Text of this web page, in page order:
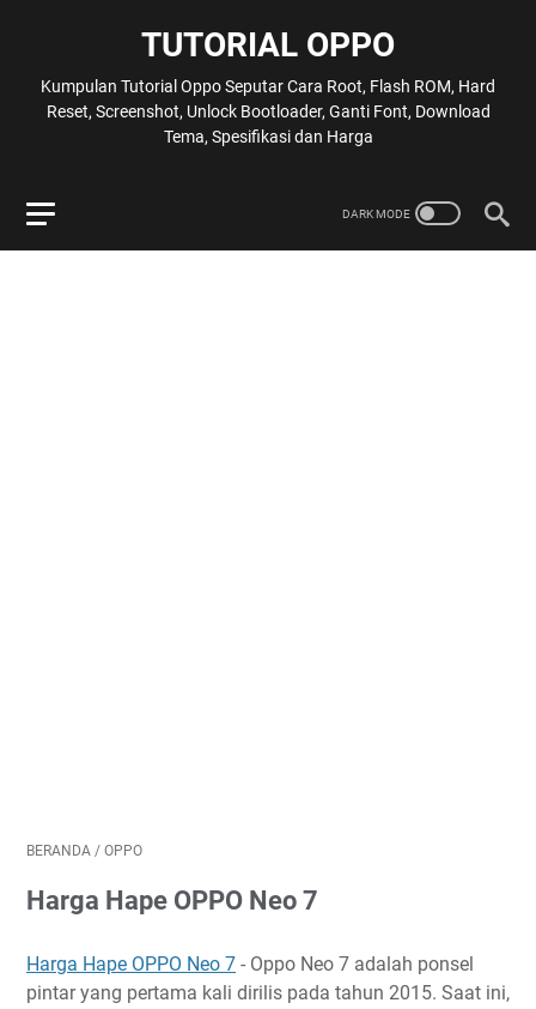
TUTORIAL OPPO
Kumpulan Tutorial Oppo Seputar Cara Root, Flash ROM, Hard
Reset, Screenshot, Unlock Bootloader, Ganti Font, Download
Tema, Spesifikasi dan Harga
BERANDA / OPPO
Harga Hape OPPO Neo 7
Harga Hape OPPO Neo 7 - Oppo Neo 7 adalah ponsel
pintar yang pertama kali dirilis pada tahun 2015. Saat ini,